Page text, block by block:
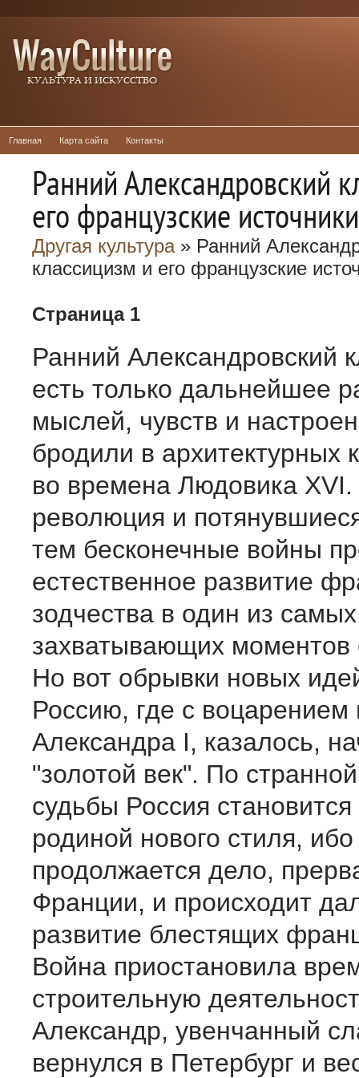
Главная Карта сайта Контакты
Ранний Александровский
его французские источники
Другая культура» Ранний
классицизм и его французские
Страница 1
Ранний Александровский
есть только дальнейшее
мыслей, чувств и
бродили в архитектурных
во времена Людовика
революция и
тем бесконечные войны
естественное развитие
зодчества в один из самых
захватывающих моментов
Но вот обрывки новых
Россию, где с воцарением
Александра I, казалось,
"золотой век". По
судьбы Россия становится
родиной нового стиля,
продолжается дело,
Франции, и происходит
развитие блестящих
Война приостановила
строительную
Александр, увенчанный
вернулся в Петербург и